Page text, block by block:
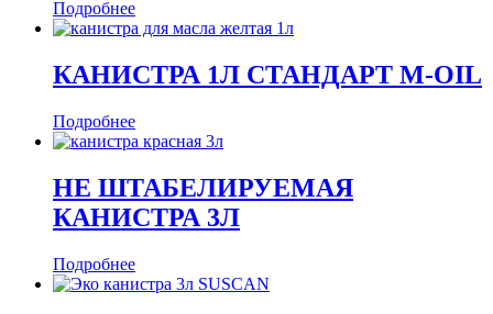
Подробнее
КАНИСТРА 1Л СТАНДАРТ M-OIL
Подробнее
НЕ ШТАБЕЛИРУЕМАЯ
КАНИСТРА 3Л
Подробнее